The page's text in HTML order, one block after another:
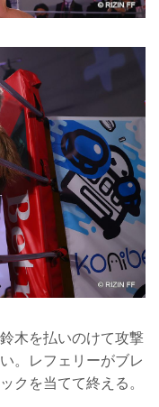
木を払いのけて攻撃
。レフェリーがブレ
クを当てて終える。